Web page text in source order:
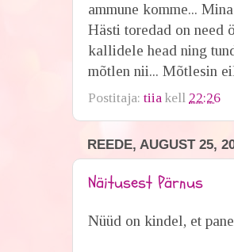
ammune komme...
Hästi toredad on
kallidele head ning
mõtlen nii... Mõtlesin
Postitaja:tiia kell 22:26
REEDE, AUGUST 25,
Näitusest Pärnus
Nüüd on kindel, et